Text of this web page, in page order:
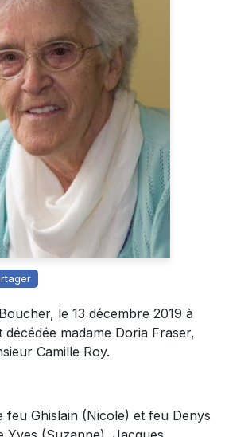
le 13 décembre 2019 à
décédée madame Doria Fraser,
Camille Roy.
feu Ghislain (Nicole) et feu Denys